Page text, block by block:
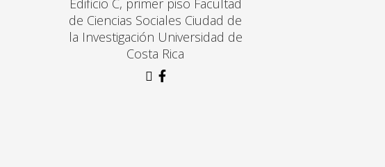
de Ciencias Sociales Ciudad de
la Investigación Universidad de
Costa Rica